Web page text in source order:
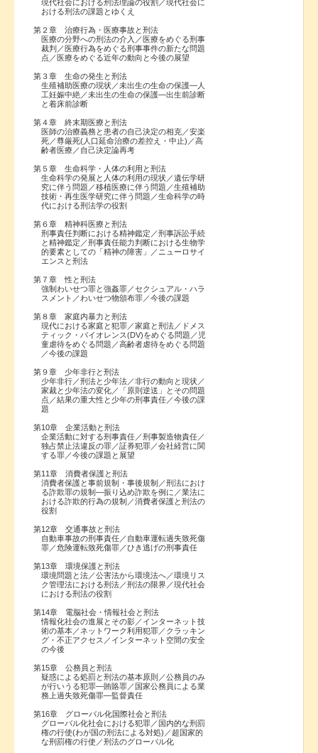
現代社会における刑法理論の役割／現代社会に
おける刑法の課題とゆくえ
第２章 治療行為・医療事故と刑法
医療の分野への刑法の介入／医療をめぐる刑事
裁判／医療行為をめぐる刑事事件の新たな問題
点／医療をめぐる近年の動向と今後の展望
第３章 生命の発生と刑法
生殖補助医療の現状／未出生の生命の保護―人
工妊娠中絶／未出生の生命の保護―出生前診断
と着床前診断
第４章 終末期医療と刑法
医師の治療義務と患者の自己決定の相克／安楽
死／尊厳死(人口延命治療の差控え・中止)／高
齢者医療／自己決定論再考
第５章 生命科学・人体の利用と刑法
生命科学の発展と人体の利用の現状／遺伝学研
究に伴う問題／移植医療に伴う問題／生殖補助
技術・再生医学研究に伴う問題／生命科学の時
代における刑法学の役割
第６章 精神科医療と刑法
刑事責任判断における精神鑑定／刑事訴訟手続
と精神鑑定／刑事責任能力判断における生物学
的要素としての「精神の障害」／ニューロサイ
エンスと刑法
第７章 性と刑法
強制わいせつ罪と強姦罪／セクシュアル・ハラ
スメント／わいせつ物頒布罪／今後の課題
第８章 家庭内暴力と刑法
現代における家庭と犯罪／家庭と刑法／ドメス
ティック・バイオレンス(DV)をめぐる問題／児
童虐待をめぐる問題／高齢者虐待をめぐる問題
／今後の課題
第９章 少年非行と刑法
少年非行／刑法と少年法／非行の動向と現状／
家裁と少年法の変化／「原則逆送」とその問題
点／結果の重大性と少年の刑事責任／今後の課
題
第10章 企業活動と刑法
企業活動に対する刑事責任／刑事製造物責任／
独占禁止法違反の罪／証券犯罪／会社経営に関
する罪／今後の課題と展望
第11章 消費者保護と刑法
消費者保護と事前規制・事後規制／刑法におけ
る詐欺罪の規制―振り込め詐欺を例に／業法に
おける詐欺的行為の規制／消費者保護と刑法の
役割
第12章 交通事故と刑法
自動車事故の刑事責任／自動車運転過失致死傷
罪／危険運転致死傷罪／ひき逃げの刑事責任
第13章 環境保護と刑法
環境問題と法／公害法から環境法へ／環境リス
ク管理法における刑法／刑法の限界／現代社会
における刑法の役割
第14章 電脳社会・情報社会と刑法
情報化社会の進展とその影／インターネット技
術の基本／ネットワーク利用犯罪／クラッキン
グ・不正アクセス／インターネット空間の安全
の今後
第15章 公務員と刑法
疑惑による処罰と刑法の基本原則／公務員のみ
が行いうる犯罪―賄賂罪／国家公務員による業
務上過失致死傷罪―監督責任
第16章 グローバル化国際社会と刑法
グローバル化社会における犯罪／国内的な刑罰
権の行使(わが国の刑法による対処)／超国家的
な刑罰権の行使／刑法のグローバル化